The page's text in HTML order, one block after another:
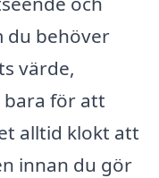
du behöver
värde,
för att
alltid klokt att
innan du gör